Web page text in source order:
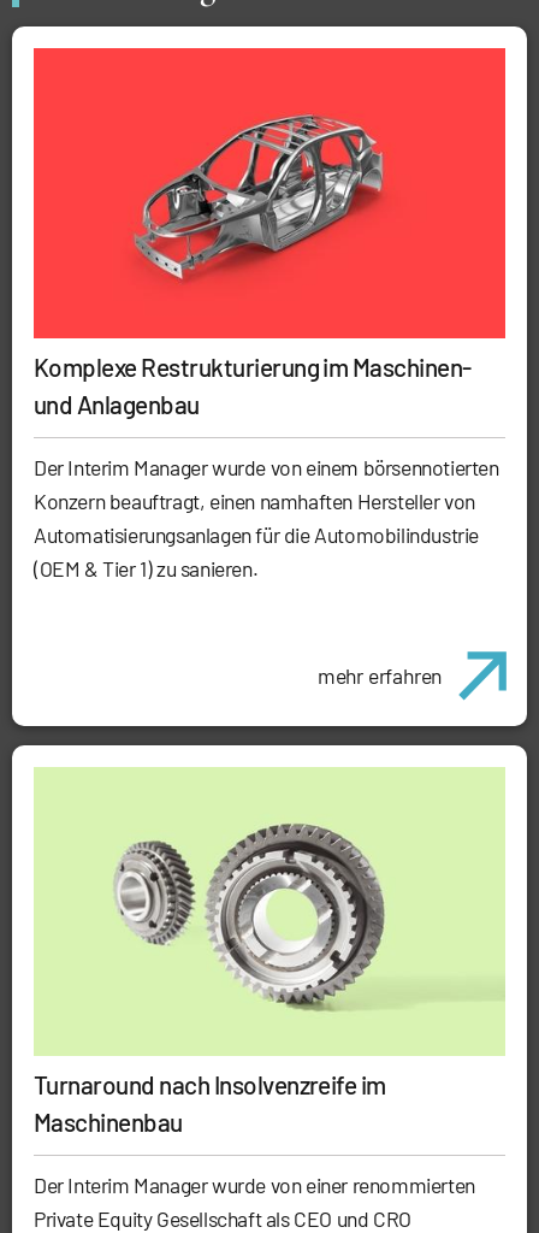
Komplexe Restrukturierung im Maschinen-
und Anlagenbau
Der Interim Manager wurde von einem börsennotierten
Konzern beauftragt, einen namhaften Hersteller von
Automatisierungsanlagen für die Automobilindustrie
(OEM & Tier 1) zu sanieren.
mehr erfahren
Turnaround nach Insolvenzreife im
Maschinenbau
Der Interim Manager wurde von einer renommierten
Private Equity Gesellschaft als CEO und CRO